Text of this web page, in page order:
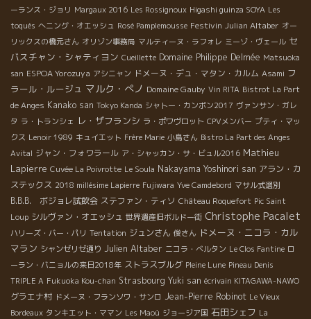
ーランス・ジョリ Margaux 2016 Les Rossignoux Higashi guinza SOYA Les
toqués へニング・オエッシュ Rosé Pamplemousse Festivin Julian Altaber オー
リックスの橋元さん オリゾン事務局 マルティーヌ・ラフォレ ミーゾ・ヴェール セ
バスチャン・シャティヨン Cueillette Domaine Philippe Delmée Matsuoka
san ESPOA Yorozuya アシニャン ドメーヌ・デュ・マタン・カルム Asami フ
ラール・ルージュ マルク・ぺノ Domaine Gauby Vin RITA Bistrot La Part
de Anges Kanako san Tokyo Kanda シャトー・カンボン2017 ヴァンサン・ガレ
タ ラ・トランシェ レ・ザフランシ ラ・ポワヴロット CPVメンバー プティ・マッ
クス Lenoir 1989 キュイエット Frère Marie 小島さん Bistro La Part des Anges
Avital ジャン・フォワラール ア・シャッカン・サ・ビュル2016 Mathieu
Lapierre Cuvée La Poivrotte Le Soula Nakayama Yoshinori san アラン・カ
ステックス 2018 millésime Lapierre Fujiwara Yve Camdebord マサル式選別
B.B.B. ボジョレ試飲会 ステファン・ティソ Château Roquefort Pic Saint
Loup シルヴァン・オエッシュ 世界遺産旧ボルドー街 Christophe Pacalet
ハリーズ・バー・パリ Tentation ジュンさん 俊さん ドメーヌ・ニコラ・カル
マラン シャンゼリゼ通り Julien Altaber ニコラ・ベルタン Le Clos Fantine ロ
ーラン・バニョルの来日2018年 ストラスブルグ Pleine Lune Pineau Denis
TRIPLE A Fukuoka Kou-chan Strasbourg Yuki san écrivain KITAGAWA-NAWO
グラエナ村 ドメーヌ・フランソワ・サンロ Jean-Pierre Robinot Le Vieux
Bordeaux タンキエット・ママン Les Maoù ジョージア国 石田シェフ La